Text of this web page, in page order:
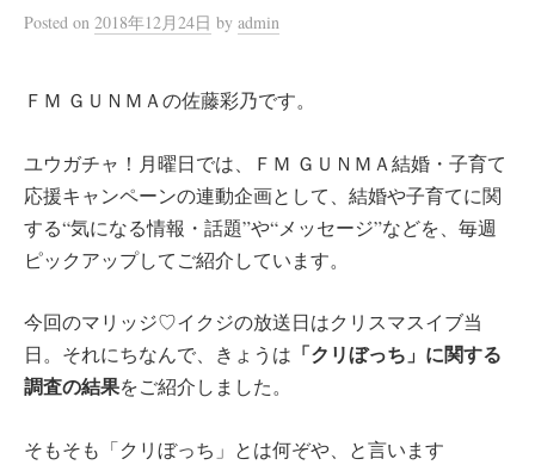
Posted on 2018年12月24日 by admin
ＦＭ ＧＵＮＭＡの佐藤彩乃です。
ユウガチャ！月曜日では、ＦＭ ＧＵＮＭＡ結婚・子育て
応援キャンペーンの連動企画として、結婚や子育てに関
する“気になる情報・話題”や“メッセージ”などを、毎週
ピックアップしてご紹介しています。
今回のマリッジ♡イクジの放送日はクリスマスイブ当
日。それにちなんで、きょうは 「クリぼっち」に関する
調査の結果をご紹介しました。
そもそも「クリぼっち」とは何ぞや、と言います